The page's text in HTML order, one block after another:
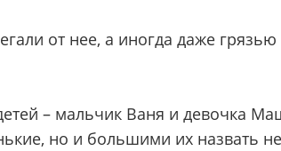
от нее, а иногда даже
– мальчик Ваня и девочка
но и большими их назвать